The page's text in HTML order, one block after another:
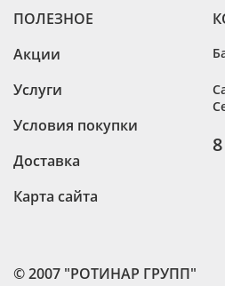
© 2007 "РОТИНАР ГРУПП"
ПОЛЕЗНОЕ
Акции
Услуги
Условия покупки
Доставка
Карта сайта